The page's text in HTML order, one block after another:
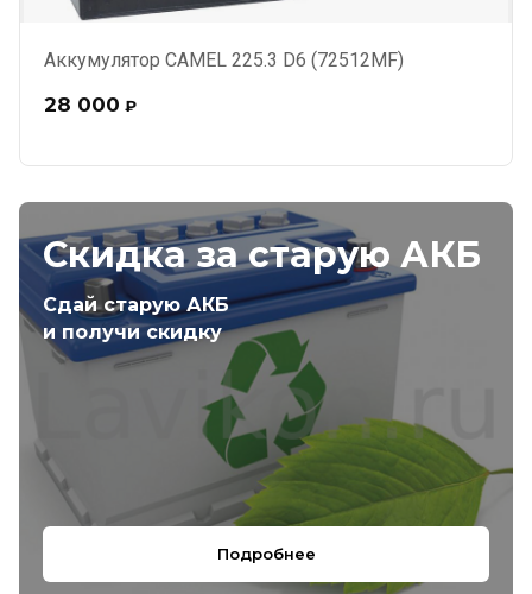
Аккумулятор CAMEL 225.3 D6 (72512MF)
28 000 ₽
Скидка за старую АКБ
Сдай старую АКБ
и получи скидку
Подробнее